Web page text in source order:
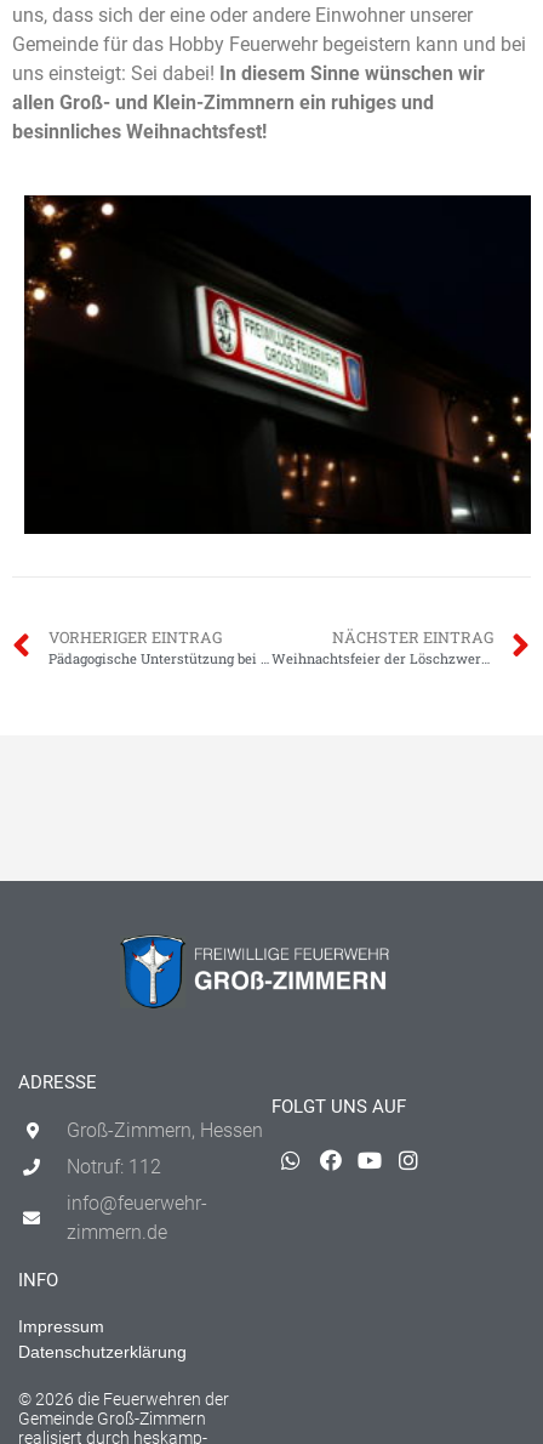
uns, dass sich der eine oder andere Einwohner unserer
Gemeinde für das Hobby Feuerwehr begeistern kann und bei
uns einsteigt: Sei dabei! In diesem Sinne wünschen wir
allen Groß- und Klein-Zimmnern ein ruhiges und
besinnliches Weihnachtsfest!
VORHERIGER EINTRAG
Pädagogische Unterstützung bei den Löschzwergen
NÄCHSTER EINTRAG
Weihnachtsfeier der Löschzwerge
ADRESSE
Groß-Zimmern, Hessen
Notruf: 112
info@feuerwehr-
zimmern.de
FOLGT UNS AUF
INFO
Impressum
Datenschutzerklärung
© 2026 die Feuerwehren der
Gemeinde Groß-Zimmern
realisiert durch heskamp-